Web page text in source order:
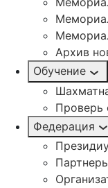
Архив
Обучение
Проверь
Федерация